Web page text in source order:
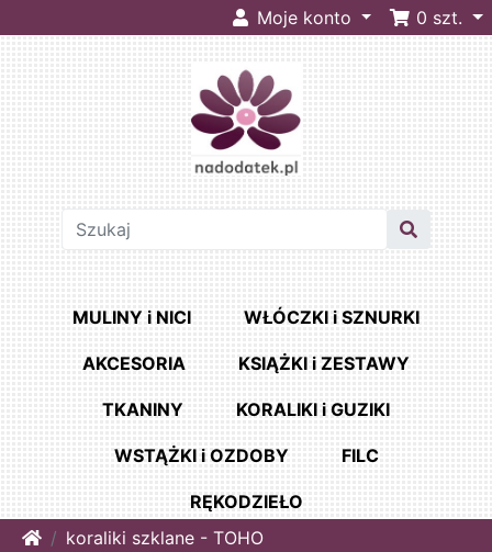
Moje konto 0 szt.
MULINY i NICI WŁÓCZKI i SZNURKI
AKCESORIA KSIĄŻKI i ZESTAWY
TKANINY KORALIKI i GUZIKI
WSTĄŻKI i OZDOBY FILC
RĘKODZIEŁO
Homekoraliki szklane - TOHO